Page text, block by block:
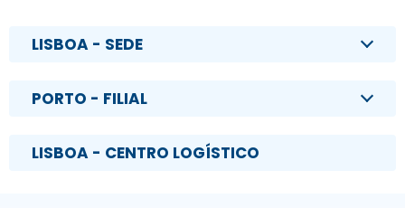
LISBOA - SEDE
PORTO - FILIAL
LISBOA - CENTRO LOGÍSTICO